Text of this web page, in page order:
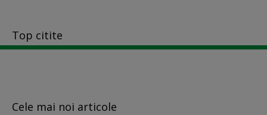
Top citite
Cele mai noi articole